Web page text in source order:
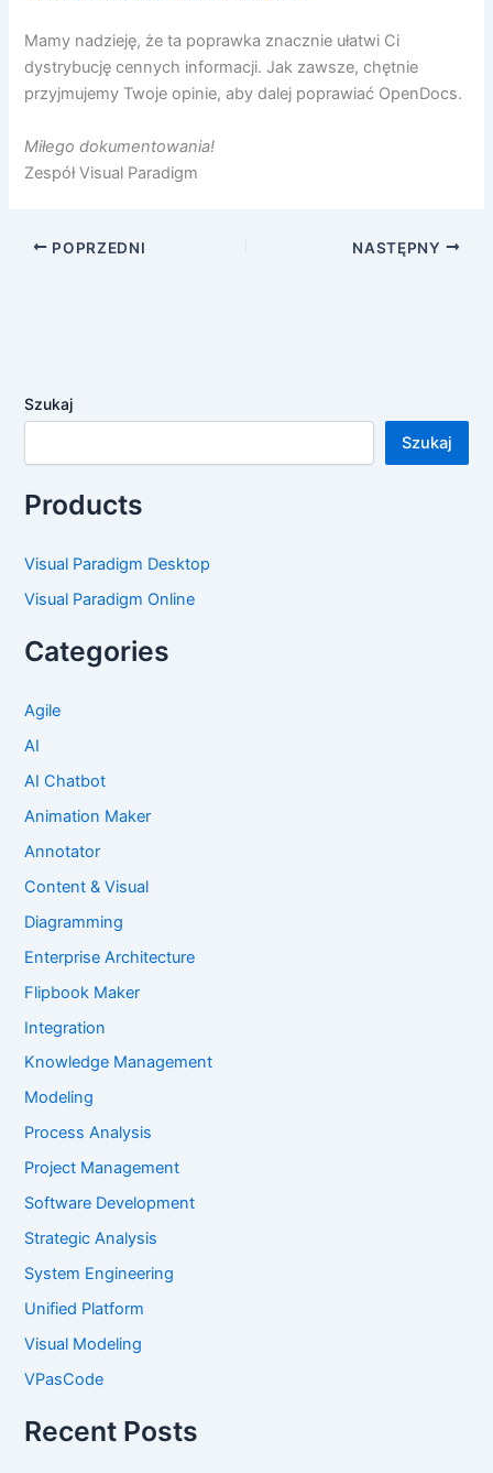
Mamy nadzieję, że ta poprawka znacznie ułatwi Ci
dystrybucję cennych informacji. Jak zawsze, chętnie
przyjmujemy Twoje opinie, aby dalej poprawiać OpenDocs.
Miłego dokumentowania!
Zespół Visual Paradigm
POPRZEDNI NASTĘPNY
Szukaj
Szukaj
Products
Visual Paradigm Desktop
Visual Paradigm Online
Categories
Agile
AI
AI Chatbot
Animation Maker
Annotator
Content & Visual
Diagramming
Enterprise Architecture
Flipbook Maker
Integration
Knowledge Management
Modeling
Process Analysis
Project Management
Software Development
Strategic Analysis
System Engineering
Unified Platform
Visual Modeling
VPasCode
Recent Posts